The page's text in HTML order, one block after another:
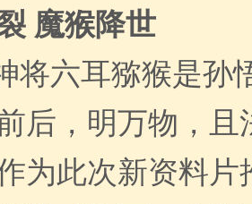
魔猴降世
将六耳猕猴是孙
后，明万物，且
为此次新资料片